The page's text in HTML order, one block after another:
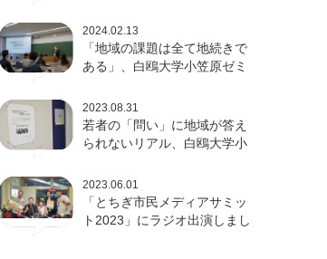
2024.02.13
「地域の課題は全て地続きで
ある」、白鴎大学小笠原ゼミ
2023.08.31
若者の「問い」に地域が答え
られないリアル、白鴎大学小
2023.06.01
「とちぎ市民メディアサミッ
ト2023」にラジオ出演しまし